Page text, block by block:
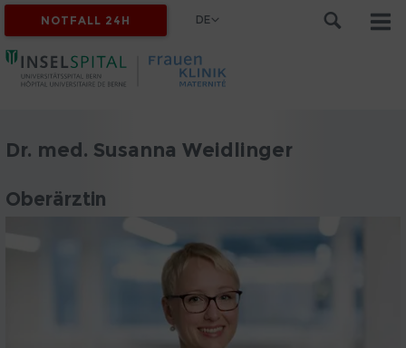
NOTFALL 24H DE
Dr. med. Susanna Weidlinger
Oberärztin